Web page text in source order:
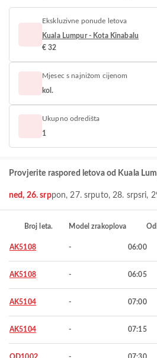
Ekskluzivne ponude letova
Kuala Lumpur - Kota Kinabalu
€ 32
Mjesec s najnižom cijenom
kol.
Ukupno odredišta
1
Provjerite raspored letova od Kuala
ned, 26. srppon, 27. srputo, 28. srpsri,
Broj leta. Model zrakoplova
AK5108 - 06:00
AK5108 - 06:05
AK5104 - 07:00
AK5104 - 07:15